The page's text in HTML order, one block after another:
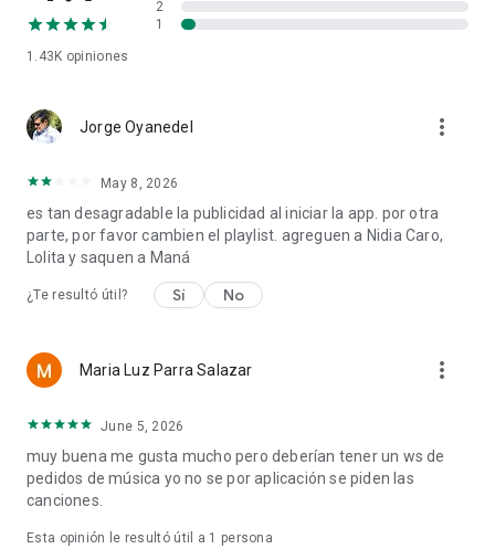
1.43K opiniones
2
1
Jorge Oyanedel more_vert
May 8, 2026
es tan desagradable la publicidad al iniciar la app. por otra
parte, por favor cambien el playlist. agreguen a Nidia Caro,
Lolita y saquen a Maná
¿Te resultó útil? Sí No
Maria Luz Parra Salazar more_vert
June 5, 2026
muy buena me gusta mucho pero deberían tener un ws de
pedidos de música yo no se por aplicación se piden las
canciones.
Esta opinión le resultó útil a 1 persona